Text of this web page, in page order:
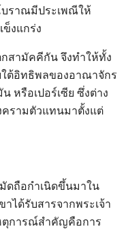
บราณมีประเพณีให้
งแกร่ง
สามัคคีกัน จึงทำให้ทั้ง
ใต้อิทธิพลของอาณาจักร
หรือเปอร์เซีย ซึ่งต่าง
ครามตัวแทนมาตั้งแต่
ดถือกำเนิดขึ้นมาใน
าได้รับสารจากพระเจ้า
ตุการณ์สำคัญคือการ